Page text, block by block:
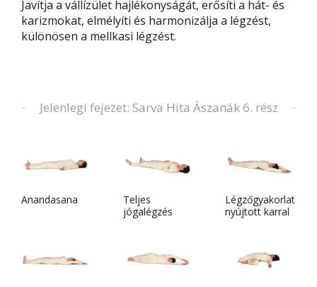
Javítja a vállízület hajlékonyságát, erősíti a hát- és
karizmokat, elmélyíti és harmonizálja a légzést,
különösen a mellkasi légzést.
Jelenlegi fejezet: Sarva Hita Ászanák 6. rész
Anandasana
Teljes
jógalégzés
Légzőgyakorlat
nyújtott karral